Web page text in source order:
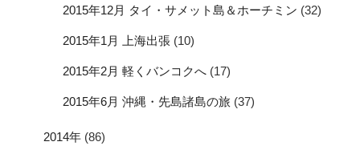
2015年12月 タイ・サメット島＆ホーチミン (32)
2015年1月 上海出張 (10)
2015年2月 軽くバンコクへ (17)
2015年6月 沖縄・先島諸島の旅 (37)
2014年 (86)